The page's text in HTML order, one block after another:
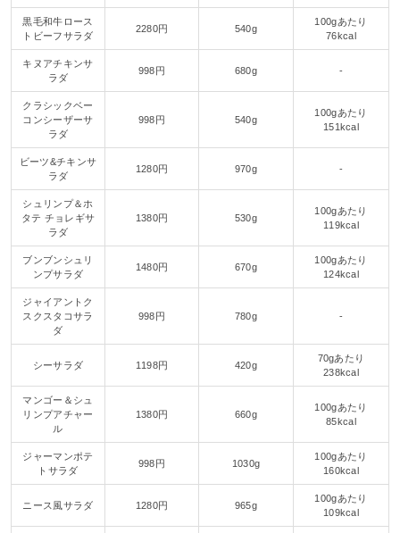
黒毛和牛ロース
トビーフサラダ
2280円 540g
100gあたり
76kcal
キヌアチキンサ
ラダ
998円 680g -
クラシックベー
コンシーザーサ
ラダ
998円 540g
100gあたり
151kcal
ビーツ&チキンサ
ラダ
1280円 970g -
シュリンプ＆ホ
タテ チョレギサ
ラダ
1380円 530g
100gあたり
119kcal
ブンブンシュリ
ンプサラダ
1480円 670g
100gあたり
124kcal
ジャイアントク
スクスタコサラ
ダ
998円 780g -
シーサラダ 1198円 420g
70gあたり
238kcal
マンゴー＆シュ
リンプアチャー
ル
1380円 660g
100gあたり
85kcal
ジャーマンポテ
トサラダ
998円 1030g
100gあたり
160kcal
ニース風サラダ 1280円 965g
100gあたり
109kcal